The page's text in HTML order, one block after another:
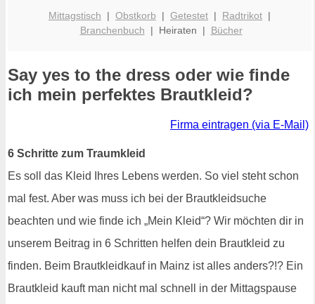
Mittagstisch | Obstkorb | Getestet | Radtrikot |
Branchenbuch | Heiraten | Bücher
Say yes to the dress oder wie finde
ich mein perfektes Brautkleid?
Firma eintragen (via E-Mail)
6 Schritte zum Traumkleid
Es soll das Kleid Ihres Lebens werden. So viel steht schon
mal fest. Aber was muss ich bei der Brautkleidsuche
beachten und wie finde ich „Mein Kleid“? Wir möchten dir in
unserem Beitrag in 6 Schritten helfen dein Brautkleid zu
finden. Beim Brautkleidkauf in Mainz ist alles anders?!? Ein
Brautkleid kauft man nicht mal schnell in der Mittagspause